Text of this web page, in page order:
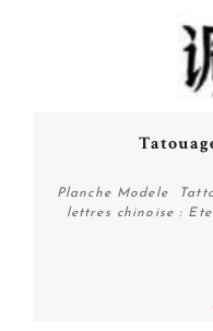
Planche Modele
lettres chinoise :